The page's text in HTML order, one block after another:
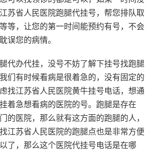
苏省人民医院跑腿代挂号，帮您排队取
等，让您的第一时间能预约有号，不会
误您的病情。
代办代挂，没号不妨了解下挂号找跑腿
们有时候看病是很着急的，没有固定的
找江苏省人民医院黄牛挂号电话，想通
着急想看病的医院的号。跑腿是存在
的医院，那么就有这方面的跑腿的人，
江苏省人民医院的跑腿点也是非常方便
了，那么这个医院代挂号电话是在哪